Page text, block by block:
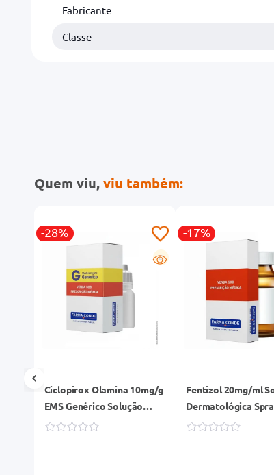
Fabricante
Classe
Quem viu,viu também:
-28%
G
Ciclopirox Olamina 10mg/g
EMS Genérico Solução
Tópica Frasco 15ml
-17%
Fentizol 20mg/ml
Dermatológica
Frasco 30ml